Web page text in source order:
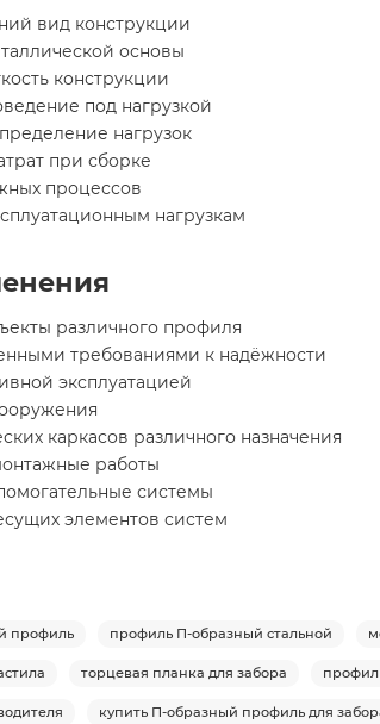
вид конструкции
основы
конструкции
под нагрузкой
нагрузок
при сборке
процессов
нагрузкам
различного профиля
требованиями к надёжности
эксплуатацией
каркасов различного назначения
работы
системы
элементов систем
профиль профиль П-образный стальной
торцевая планка для забора
купить П-образный профиль для